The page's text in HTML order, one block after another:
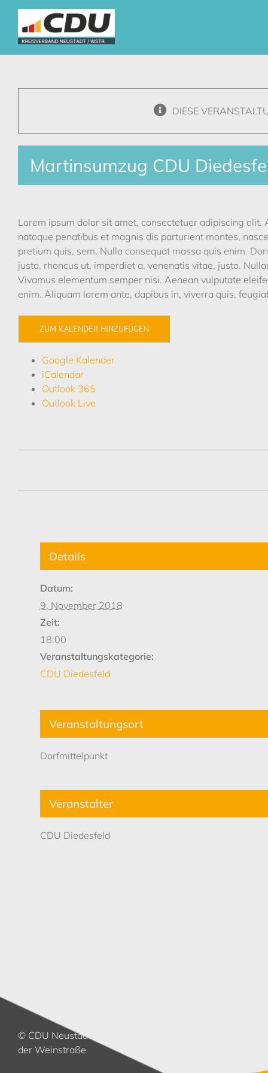
Zum
springen
DIESE
Martinsumzug CDU
Lorem ipsum dolor sit amet, consectetuer adipiscing
natoque penatibus et magnis dis parturient montes,
pretium quis, sem. Nulla consequat massa quis enim.
justo, rhoncus ut, imperdiet a, venenatis vitae, justo.
Vivamus elementum semper nisi. Aenean vulputate
enim. Aliquam lorem ante, dapibus in, viverra quis,
ZUM KALENDER HINZUFÜGEN
Google Kalender
iCalendar
Outlook 365
Outlook Live
Details
Datum:
9. November 2018
Zeit:
18:00
Veranstaltungskategorie:
CDU Diedesfeld
Veranstaltungsort
Dorfmittelpunkt
Veranstalter
CDU Diedesfeld
© CDU Neustadt an
der Weinstraße